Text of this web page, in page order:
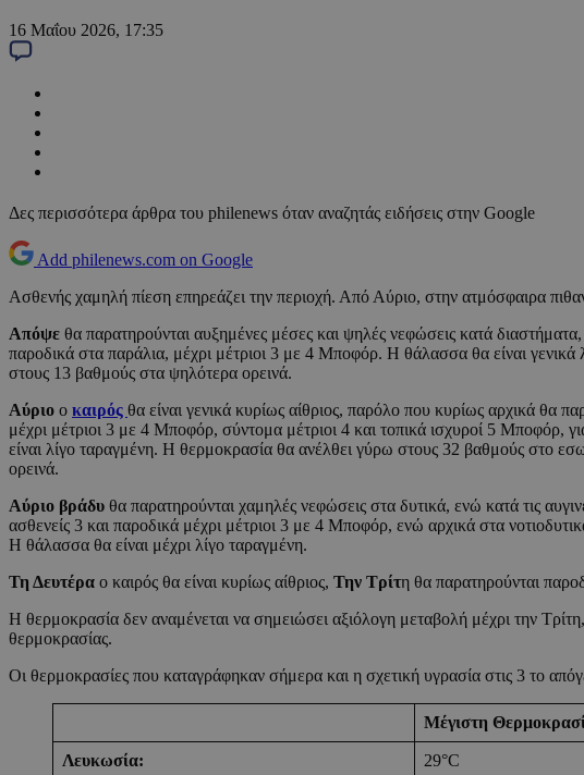
16 Μαΐου 2026, 17:35
Δες περισσότερα άρθρα του philenews όταν αναζητάς ειδήσεις στην Google
Add philenews.com on Google
Ασθενής χαμηλή πίεση επηρεάζει την περιοχή. Από Αύριο, στην ατμόσφαιρα
Απόψε θα παρατηρούνται αυξημένες μέσες και ψηλές νεφώσεις κατά
παροδικά στα παράλια, μέχρι μέτριοι 3 με 4 Μποφόρ. Η θάλασσα θα είναι
στους 13 βαθμούς στα ψηλότερα ορεινά.
Αύριο ο καιρός θα είναι γενικά κυρίως αίθριος, παρόλο που κυρίως αρχικά θα
μέχρι μέτριοι 3 με 4 Μποφόρ, σύντομα μέτριοι 4 και τοπικά ισχυροί 5 Μποφόρ,
είναι λίγο ταραγμένη. Η θερμοκρασία θα ανέλθει γύρω στους 32 βαθμούς στο
ορεινά.
Αύριο βράδυ θα παρατηρούνται χαμηλές νεφώσεις στα δυτικά, ενώ κατά τις
ασθενείς 3 και παροδικά μέχρι μέτριοι 3 με 4 Μποφόρ, ενώ αρχικά στα
Η θάλασσα θα είναι μέχρι λίγο ταραγμένη.
Τη Δευτέρα ο καιρός θα είναι κυρίως αίθριος, Την Τρίτη θα παρατηρούνται
Η θερμοκρασία δεν αναμένεται να σημειώσει αξιόλογη μεταβολή μέχρι την
θερμοκρασίας.
Οι θερμοκρασίες που καταγράφηκαν σήμερα και η σχετική υγρασία στις 3 το
Μέγιστη
Λευκωσία: 29°C